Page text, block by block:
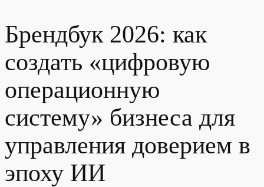
Брендбук 2026: как
создать «цифровую
операционную
систему» бизнеса для
управления доверием в
эпоху ИИ